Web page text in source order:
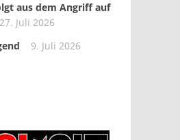
aus dem Angriff auf
27. Juli 2026
9. Juli 2026